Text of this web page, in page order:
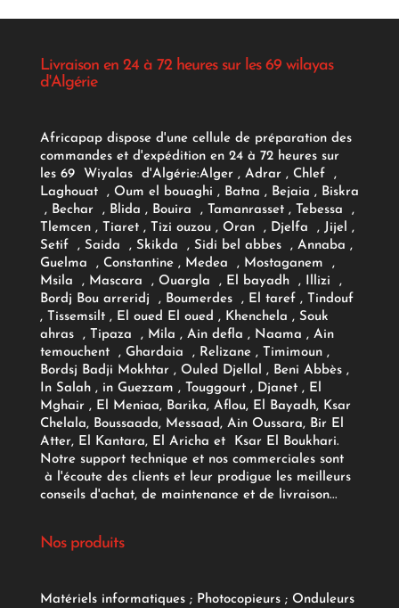
Livraison en 24 à 72 heures sur les 69 wilayas
d'Algérie
Africapap dispose d'une cellule de préparation des
commandes et d'expédition en 24 à 72 heures sur
les 69 Wiyalas d'Algérie:Alger , Adrar, Chlef ,
Laghouat , Oum el bouaghi , Batna , Bejaia , Biskra
, Bechar , Blida , Bouira , Tamanrasset , Tebessa ,
Tlemcen , Tiaret , Tizi ouzou , Oran , Djelfa , Jijel ,
Setif , Saida , Skikda , Sidi bel abbes , Annaba ,
Guelma , Constantine , Medea , Mostaganem ,
Msila , Mascara , Ouargla , El bayadh , Illizi ,
Bordj Bou arreridj , Boumerdes , El taref , Tindouf
, Tissemsilt , El oued El oued , Khenchela , Souk
ahras , Tipaza , Mila , Ain defla , Naama , Ain
temouchent , Ghardaia , Relizane , Timimoun ,
Bordsj Badji Mokhtar , Ouled Djellal , Beni Abbès ,
In Salah , in Guezzam , Touggourt , Djanet , El
Mghair , El Meniaa, Barika, Aflou, El Bayadh, Ksar
Chelala, Boussaada, Messaad, Ain Oussara, Bir El
Atter, El Kantara, El Aricha et Ksar El Boukhari.
Notre support technique et nos commerciales sont
à l'écoute des clients et leur prodigue les meilleurs
conseils d'achat, de maintenance et de livraison...
Nos produits
Matériels informatiques; Photocopieurs; Onduleurs